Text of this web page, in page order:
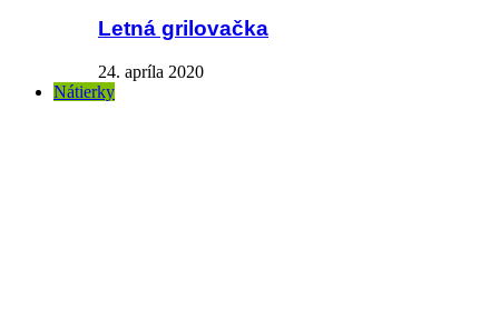
Letná grilovačka
24. apríla 2020
Nátierky